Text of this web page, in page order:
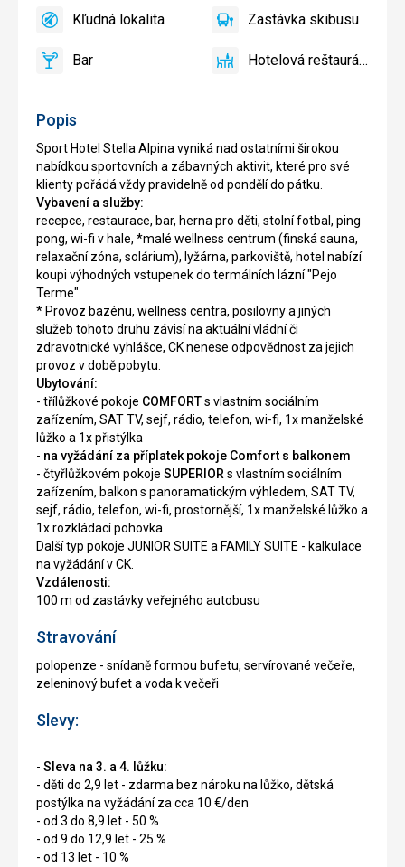
Popis
Sport Hotel Stella Alpina vyniká nad ostatními širokou
nabídkou sportovních a zábavných aktivit, které pro své
klienty pořádá vždy pravidelně od pondělí do pátku.
Vybavení a služby:
recepce, restaurace, bar, herna pro děti, stolní fotbal, ping
pong, wi-fi v hale, *malé wellness centrum (finská sauna,
relaxační zóna, solárium), lyžárna, parkoviště, hotel nabízí
koupi výhodných vstupenek do termálních lázní "Pejo
Terme"
* Provoz bazénu, wellness centra, posilovny a jiných
služeb tohoto druhu závisí na aktuální vládní či
zdravotnické vyhlášce, CK nenese odpovědnost za jejich
provoz v době pobytu.
Ubytování:
- třílůžkové pokoje COMFORTs vlastním sociálním
zařízením, SAT TV, sejf, rádio, telefon, wi-fi, 1x manželské
lůžko a 1x přistýlka
- na vyžádání za příplatek pokoje Comfort s balkonem
- čtyřlůžkovém pokoje SUPERIOR s vlastním sociálním
zařízením, balkon s panoramatickým výhledem, SAT TV,
sejf, rádio, telefon, wi-fi, prostornější, 1x manželské lůžko a
1x rozkládací pohovka
Další typ pokoje JUNIOR SUITE a FAMILY SUITE - kalkulace
na vyžádání v CK.
Vzdálenosti:
100 m od zastávky veřejného autobusu
Stravování
polopenze - snídaně formou bufetu, servírované večeře,
zeleninový bufet a voda k večeři
Slevy:
- Sleva na 3. a 4. lůžku:
- děti do 2,9 let - zdarma bez nároku na lůžko, dětská
postýlka na vyžádání za cca 10 €/den
- od 3 do 8,9 let - 50 %
- od 9 do 12,9 let - 25 %
- od 13 let - 10 %
hotela
KľudnáKľudná lokalita
áno
ZastávkaZastávka skibusu
áno
Bar Bar
áno
Hotelová
Hotelová reštaurácia
áno